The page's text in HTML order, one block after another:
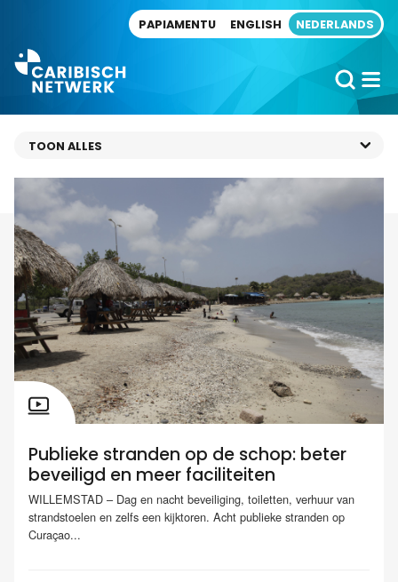
PAPIAMENTU ENGLISH NEDERLANDS
Publieke stranden op de schop: beter
beveiligd en meer faciliteiten
WILLEMSTAD – Dag en nacht beveiliging, toiletten, verhuur van
strandstoelen en zelfs een kijktoren. Acht publieke stranden op
Curaçao...